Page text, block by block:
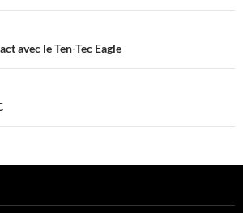
avec le Ten-Tec Eagle